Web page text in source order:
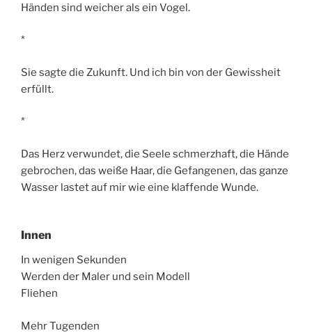
Händen sind weicher als ein Vogel.
*
Sie sagte die Zukunft. Und ich bin von der Gewissheit
erfüllt.
*
Das Herz verwundet, die Seele schmerzhaft, die Hände
gebrochen, das weiße Haar, die Gefangenen, das ganze
Wasser lastet auf mir wie eine klaffende Wunde.
Innen
In wenigen Sekunden
Werden der Maler und sein Modell
Fliehen
Mehr Tugenden